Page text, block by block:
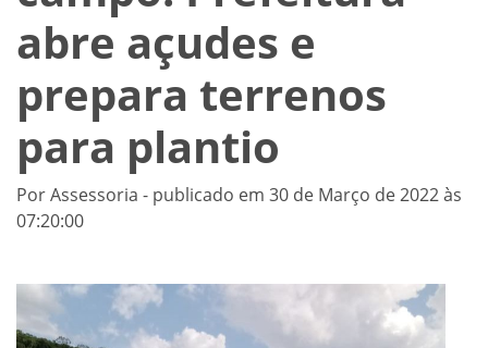
abre açudes e
prepara terrenos
para plantio
Por Assessoria - publicado em 30 de Março de 2022 às
07:20:00